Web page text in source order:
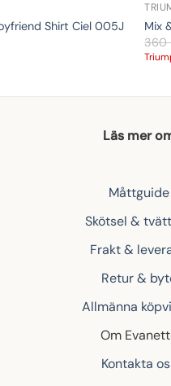
Shirt Ciel 005J
Mix
360
Läs mer
Måttguide
Skötsel &
Frakt &
Retur &
Allmänna
Om
Kontakta